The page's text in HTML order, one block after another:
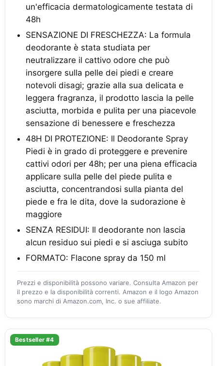
un'efficacia dermatologicamente testata di
48h
SENSAZIONE DI FRESCHEZZA: La formula
deodorante è stata studiata per
neutralizzare il cattivo odore che può
insorgere sulla pelle dei piedi e creare
notevoli disagi; grazie alla sua delicata e
leggera fragranza, il prodotto lascia la pelle
asciutta, morbida e pulita per una piacevole
sensazione di benessere e freschezza
48H DI PROTEZIONE: Il Deodorante Spray
Piedi è in grado di proteggere e prevenire
cattivi odori per 48h; per una piena efficacia
applicare sulla pelle del piede pulita e
asciutta, concentrandosi sulla pianta del
piede e fra le dita, dove la sudorazione è
maggiore
SENZA RESIDUI: Il deodorante non lascia
alcun residuo sui piedi e si asciuga subito
FORMATO: Flacone spray da 150 ml
Prezzi e disponibilità possono variare. Consulta Amazon per
il prezzo e la disponibilità correnti. Amazon e il logo Amazon
sono marchi di Amazon.com, Inc. o sue affiliate.
Bestseller #4